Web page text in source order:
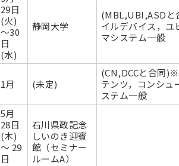
29日
(火)
～30
日
(水)
静岡大学
(MBL,UBI,ASDと
イルデバイス，ユ
マシステム一般
1月 (未定)
(CN,DCCと合同
テンツ，コンシュ
ステム一般
5月
28日
(木)
～ 29
日
石川県政記念
しいのき迎賓
館（セミナー
ルームA）